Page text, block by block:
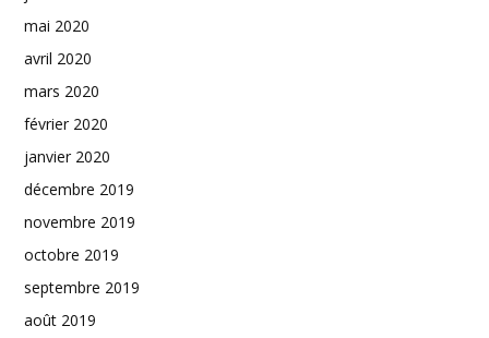
mai 2020
avril 2020
mars 2020
février 2020
janvier 2020
décembre 2019
novembre 2019
octobre 2019
septembre 2019
août 2019